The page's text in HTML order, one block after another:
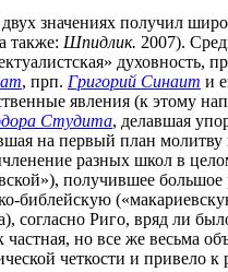
значениях получил
также: Шпидлик. 2007).
духовность,
, прп. Григорий Синаит и
явления (к этому
Студита, делавшая
на первый план
разных школ в
получившее
библейскую
согласно Риго, вряд ли
частная, но все же весьма
четкости и привело